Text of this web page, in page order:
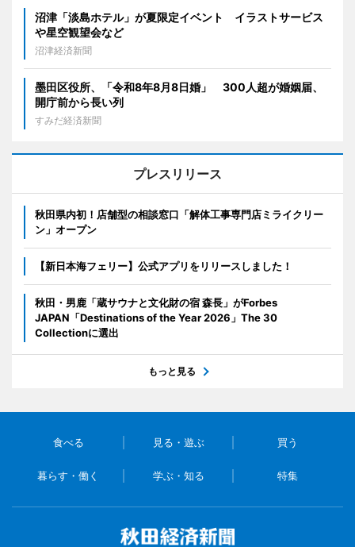
沼津「淡島ホテル」が夏限定イベント イラストサービス
や星空観望会など
沼津経済新聞
墨田区役所、「令和8年8月8日婚」 300人超が婚姻届、
開庁前から長い列
すみだ経済新聞
プレスリリース
秋田県内初！店舗型の相談窓口「解体工事専門店ミライクリー
ン」オープン
【新日本海フェリー】公式アプリをリリースしました！
秋田・男鹿「蔵サウナと文化財の宿 森長」がForbes
JAPAN「Destinations of the Year 2026」The 30
Collectionに選出
もっと見る
食べる 見る・遊ぶ 買う
暮らす・働く 学ぶ・知る 特集